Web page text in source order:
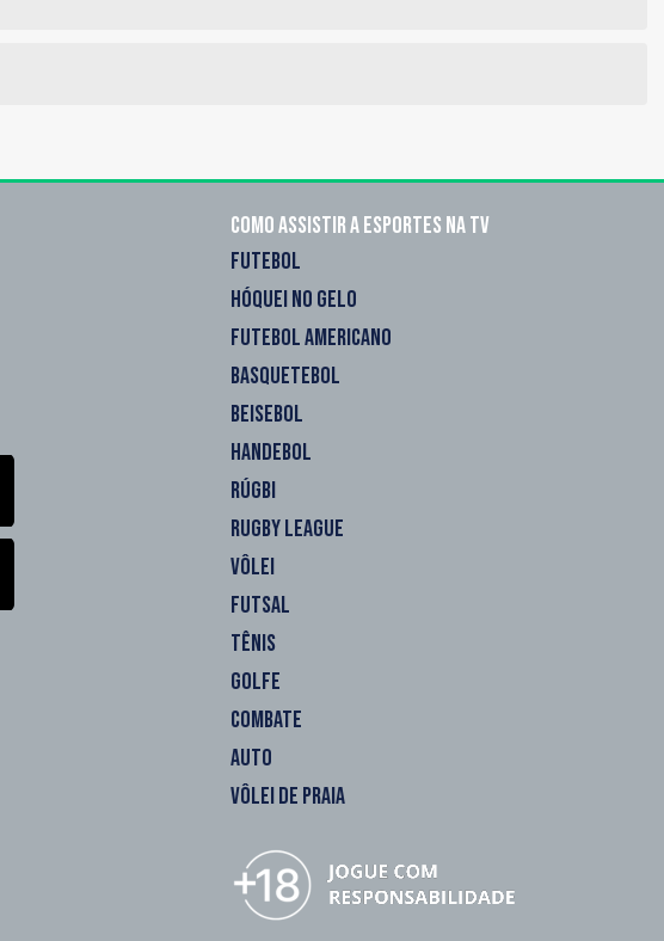
Como assistir a esportes na TV
FUTEBOL
HÓQUEI NO GELO
FUTEBOL AMERICANO
BASQUETEBOL
BEISEBOL
HANDEBOL
RÚGBI
RUGBY LEAGUE
VÔLEI
FUTSAL
TÊNIS
GOLFE
COMBATE
AUTO
VÔLEI DE PRAIA